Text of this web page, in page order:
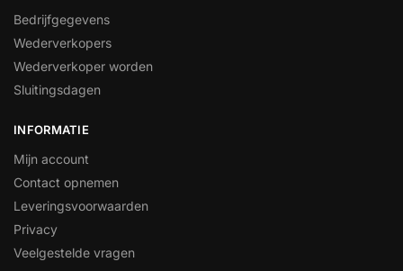
Bedrijfgegevens
Wederverkopers
Wederverkoper worden
Sluitingsdagen
INFORMATIE
Mijn account
Contact opnemen
Leveringsvoorwaarden
Privacy
Veelgestelde vragen